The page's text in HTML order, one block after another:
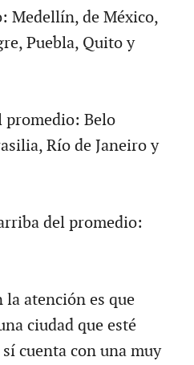
Medellín, de México,
Puebla, Quito y
promedio: Belo
Río de Janeiro y
del promedio:
la atención es que
ciudad que esté
cuenta con una muy